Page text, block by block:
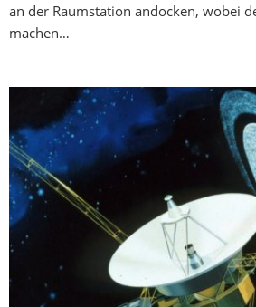
an der Raumstation andocken, wobei
machen…